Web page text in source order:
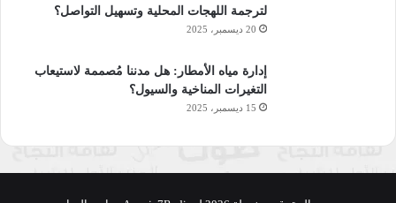
لترجمة اللهجات المحلية وتسهيل التواصل؟
20 ديسمبر، 2025
إدارة مياه الأمطار: هل مدننا مُصممة لاستيعاب
التغيرات المناخية والسيول؟
15 ديسمبر، 2025